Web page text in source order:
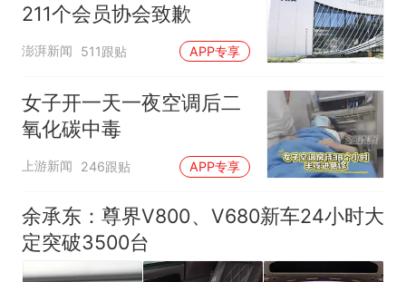
211个会员协会致歉
澎湃新闻 511跟贴 APP专享
女子开一天一夜空调后二
氧化碳中毒
上游新闻 246跟贴 APP专享
余承东：尊界V800、V680新车24小时大
定突破3500台